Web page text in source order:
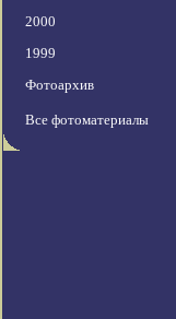
2000
1999
Фотоархив
Все фотоматериалы